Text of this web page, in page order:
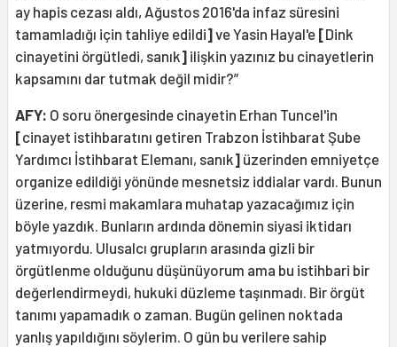
ay hapis cezası aldı, Ağustos 2016'da infaz süresini
tamamladığı için tahliye edildi]ve Yasin Hayal'e [Dink
cinayetini örgütledi, sanık] ilişkin yazınız bu cinayetlerin
kapsamını dar tutmak değil midir?”
AFY: O soru önergesinde cinayetin Erhan Tuncel'in
[cinayet istihbaratını getiren Trabzon İstihbarat Şube
Yardımcı İstihbarat Elemanı, sanık] üzerinden emniyetçe
organize edildiği yönünde mesnetsiz iddialar vardı. Bunun
üzerine, resmi makamlara muhatap yazacağımız için
böyle yazdık. Bunların ardında dönemin siyasi iktidarı
yatmıyordu. Ulusalcı grupların arasında gizli bir
örgütlenme olduğunu düşünüyorum ama bu istihbari bir
değerlendirmeydi, hukuki düzleme taşınmadı. Bir örgüt
tanımı yapamadık o zaman. Bugün gelinen noktada
yanlış yapıldığını söylerim. O gün bu verilere sahip